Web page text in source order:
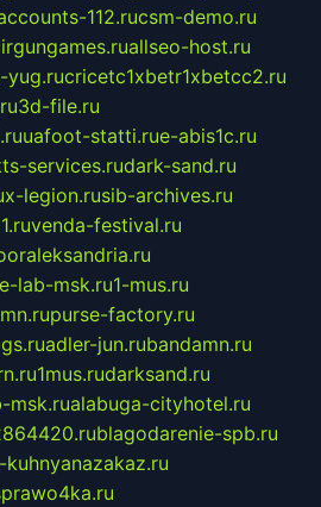
112.rucsm-demo.ru
allseo-host.ru
yug.rucricetc1xbetr1xbetcc2.ru
3d-file.ru
uafoot-statti.rue-abis1c.ru
services.rudark-sand.ru
x-legion.rusib-archives.ru
venda-festival.ru
lab-msk.ru1-mus.ru
purse-factory.ru
adler-jun.rubandamn.ru
1mus.rudarksand.ru
msk.rualabuga-cityhotel.ru
blagodarenie-spb.ru